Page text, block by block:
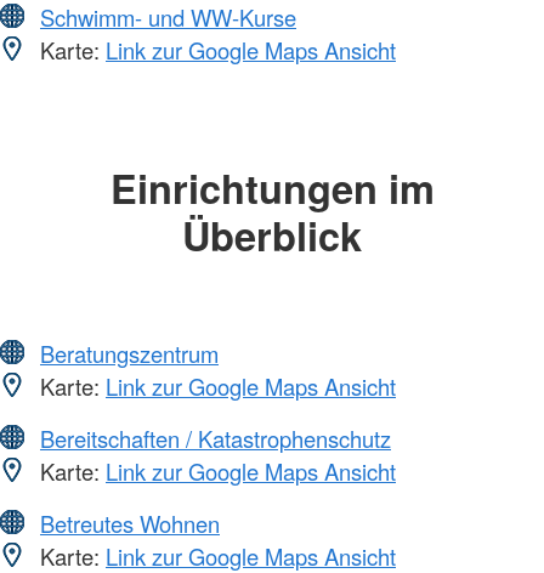
Schwimm- und WW-Kurse
Karte: Link zur Google Maps Ansicht
Einrichtungen im
Überblick
Beratungszentrum
Karte: Link zur Google Maps Ansicht
Bereitschaften / Katastrophenschutz
Karte: Link zur Google Maps Ansicht
Betreutes Wohnen
Karte: Link zur Google Maps Ansicht